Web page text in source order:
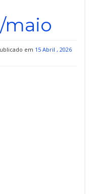
maio
em 15 Abril , 2026